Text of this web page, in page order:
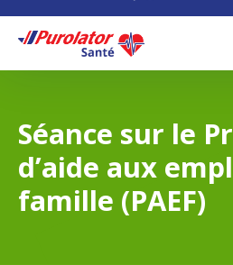
Home
Séance sur le
d’aide aux
famille (PAEF)